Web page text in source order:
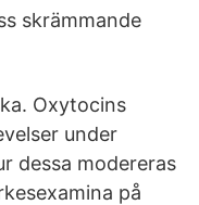
skrämmande
Oxytocins
under
dessa modereras
på